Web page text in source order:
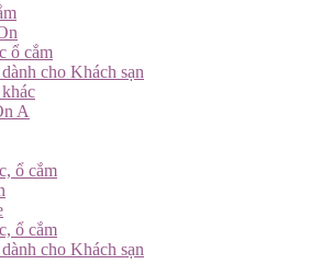
ổ cắm
cho Khách sạn
A
ổ cắm
ổ cắm
cho Khách sạn